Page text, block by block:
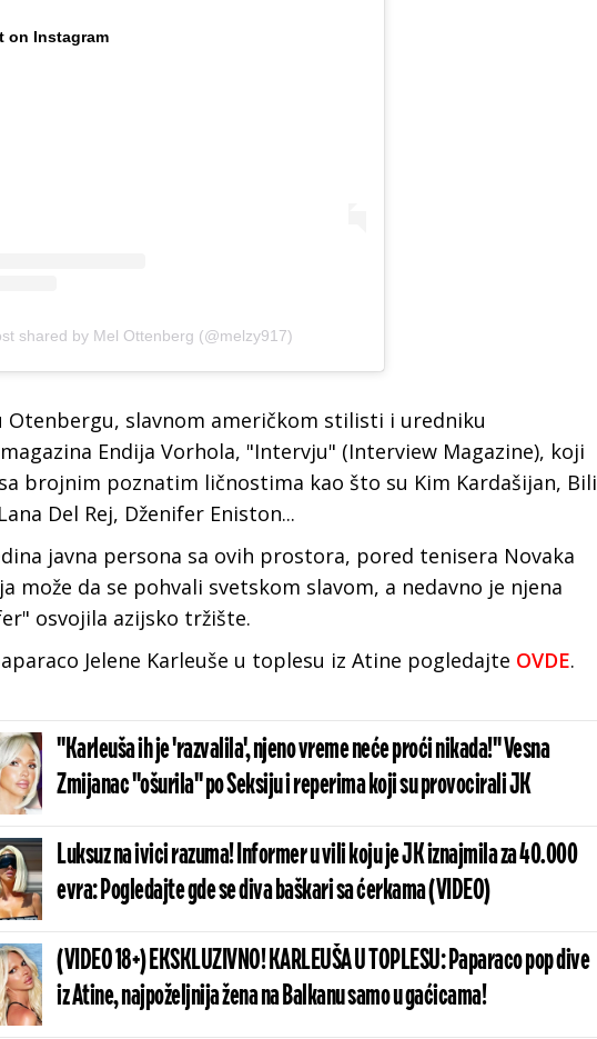
on Instagram
shared by Mel Ottenberg (@melzy917)
Otenbergu, slavnom američkom stilisti i uredniku
Endija Vorhola, "Intervju" (Interview Magazine), koji
brojnim poznatim ličnostima kao što su Kim Kardašijan, Bili
Del Rej, Dženifer Eniston...
javna persona sa ovih prostora, pored tenisera Novaka
može da se pohvali svetskom slavom, a nedavno je njena
osvojila azijsko tržište.
Jelene Karleuše u toplesu iz Atine pogledajte OVDE.
"Karleuša ih je 'razvalila', njeno vreme neće proći nikada!" Vesna
Zmijanac "ošurila" po Seksiju i reperima koji su provocirali JK
Luksuz na ivici razuma! Informer u vili koju je JK iznajmila za 40.000
evra: Pogledajte gde se diva baškari sa ćerkama (VIDEO)
(VIDEO 18+) EKSKLUZIVNO! KARLEUŠA U TOPLESU: Paparaco pop dive
iz Atine, najpoželjnija žena na Balkanu samo u gaćicama!